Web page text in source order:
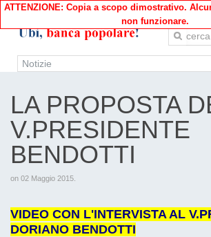
LA PROPOSTA
V.PRESIDENTE
BENDOTTI
on 02 Maggio 2015
VIDEO CON L'INTERVISTA AL
DORIANO BENDOTTI
ATTENZIONE: Copia a scopo dimostrativo.
non funzionare.